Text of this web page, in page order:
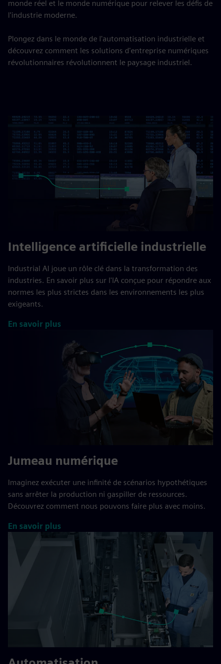
monde réel et le monde numérique pour relever les défis de
l'industrie moderne.
Plongez dans le monde de l'automatisation industrielle et
découvrez comment les solutions d'entreprise numériques
révolutionnaires révolutionnent le paysage industriel.
Intelligence artificielle industrielle
Industrial AI joue un rôle clé dans la transformation des
industries. En savoir plus sur l'IA conçue pour répondre aux
normes les plus strictes dans les environnements les plus
exigeants.
En savoir plus
Jumeau numérique
Imaginez exécuter une infinité de scénarios hypothétiques
sans arrêter la production ni gaspiller de ressources.
Découvrez comment nous pouvons faire plus avec moins.
En savoir plus